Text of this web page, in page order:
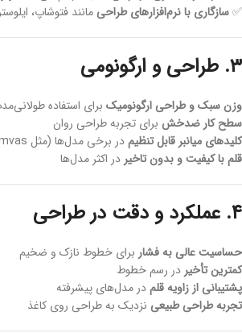
✅سازگاری با نرم‌افزارهای طراحی مانند فتوشاپ،
۳. طراحی و ارگونومی
وزن سبک و طراحی ارگونومیک برای استفاده
سطح کار ضدخش برای تجربه طراحی روان
کلیدهای میانبر قابل تنظیمدر برخی مدل‌ها (مثل Huion Kamvas)
قلم با کیفیت و بدون تاخیر در اکثر مدل‌ها
۴. عملکرد و دقت در طراحی
حساسیت عالی به فشار برای خطوط نازک و ضخیم
کمترین تأخیر در رسم خطوط
پشتیبانی از زاویه قلمدر مدل‌های پیشرفته
تجربه طراحی طبیعی نزدیک به طراحی روی کاغذ